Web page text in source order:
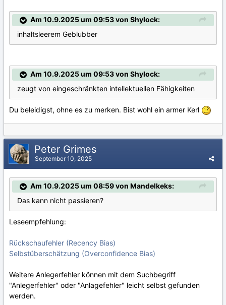
Am 10.9.2025 um 09:53 von Shylock:
inhaltsleerem Geblubber
Am 10.9.2025 um 09:53 von Shylock:
zeugt von eingeschränkten intellektuellen Fähigkeiten
Du beleidigst, ohne es zu merken. Bist wohl ein armer Kerl
Peter Grimes
September 10, 2025
Am 10.9.2025 um 08:59 von Mandelkeks:
Das kann nicht passieren?
Leseempfehlung:
Rückschaufehler (Recency Bias)
Selbstüberschätzung (Overconfidence Bias)
Weitere Anlegerfehler können mit dem Suchbegriff
"Anlegerfehler" oder "Anlagefehler" leicht selbst gefunden
werden.